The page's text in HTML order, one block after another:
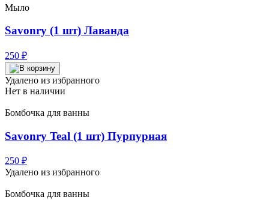
Мыло
Savonry (1 шт) Лаванда
250 ₽
Удалено из избранного
Нет в наличии
Бомбочка для ванны
Savonry Teal (1 шт) Пурпурная
250 ₽
Удалено из избранного
Бомбочка для ванны